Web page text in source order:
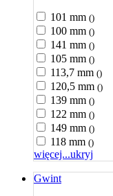
101 mm ()
100 mm ()
141 mm ()
105 mm ()
113,7 mm ()
120,5 mm ()
139 mm ()
122 mm ()
149 mm ()
118 mm ()
więcej...ukryj
Gwint